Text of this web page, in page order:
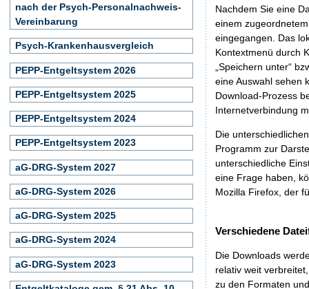
Nachdem Sie eine
einem
eingegangen. Das
Kontextmenü durch
„Speichern unter“
eine Auswahl sehen
Download-Prozess
Internetverbindung
Die
Programm zur
unterschiedliche
eine Frage haben,
Mozilla Firefox, der
Verschiedene
Die Downloads
relativ weit
zu den Formaten
nach der Psych-Personalnachweis-
Vereinbarung
Psych-Krankenhausvergleich
PEPP-Entgeltsystem 2026
PEPP-Entgeltsystem 2025
PEPP-Entgeltsystem 2024
PEPP-Entgeltsystem 2023
aG-DRG-System 2027
aG-DRG-System 2026
aG-DRG-System 2025
aG-DRG-System 2024
aG-DRG-System 2023